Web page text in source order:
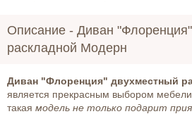
Описание - Диван
раскладной Модерн
Диван "Флоренция" двухместный
является прекрасным выбором
такая модель не только подарит